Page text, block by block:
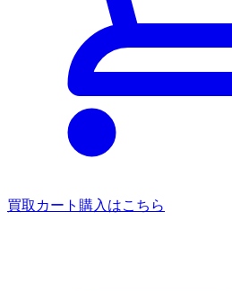
買取カート 購入はこちら